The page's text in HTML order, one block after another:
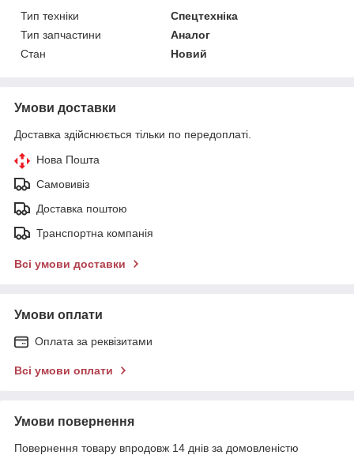
Тип техніки
Спецтехніка
Тип запчастини
Аналог
Стан
Новий
Умови доставки
Доставка здійснюється тільки по передоплаті.
Нова Пошта
Самовивіз
Доставка поштою
Транспортна компанія
Всі умови доставки
Умови оплати
Оплата за реквізитами
Всі умови оплати
Умови повернення
Повернення товару впродовж 14 днів за домовленістю